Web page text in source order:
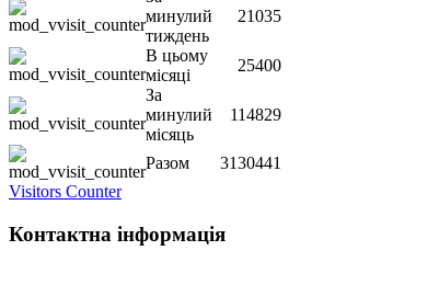
минулий
тиждень
21035
В цьому
місяці
25400
За
минулий
місяць
114829
Разом
3130441
Visitors Counter
Контактна інформація